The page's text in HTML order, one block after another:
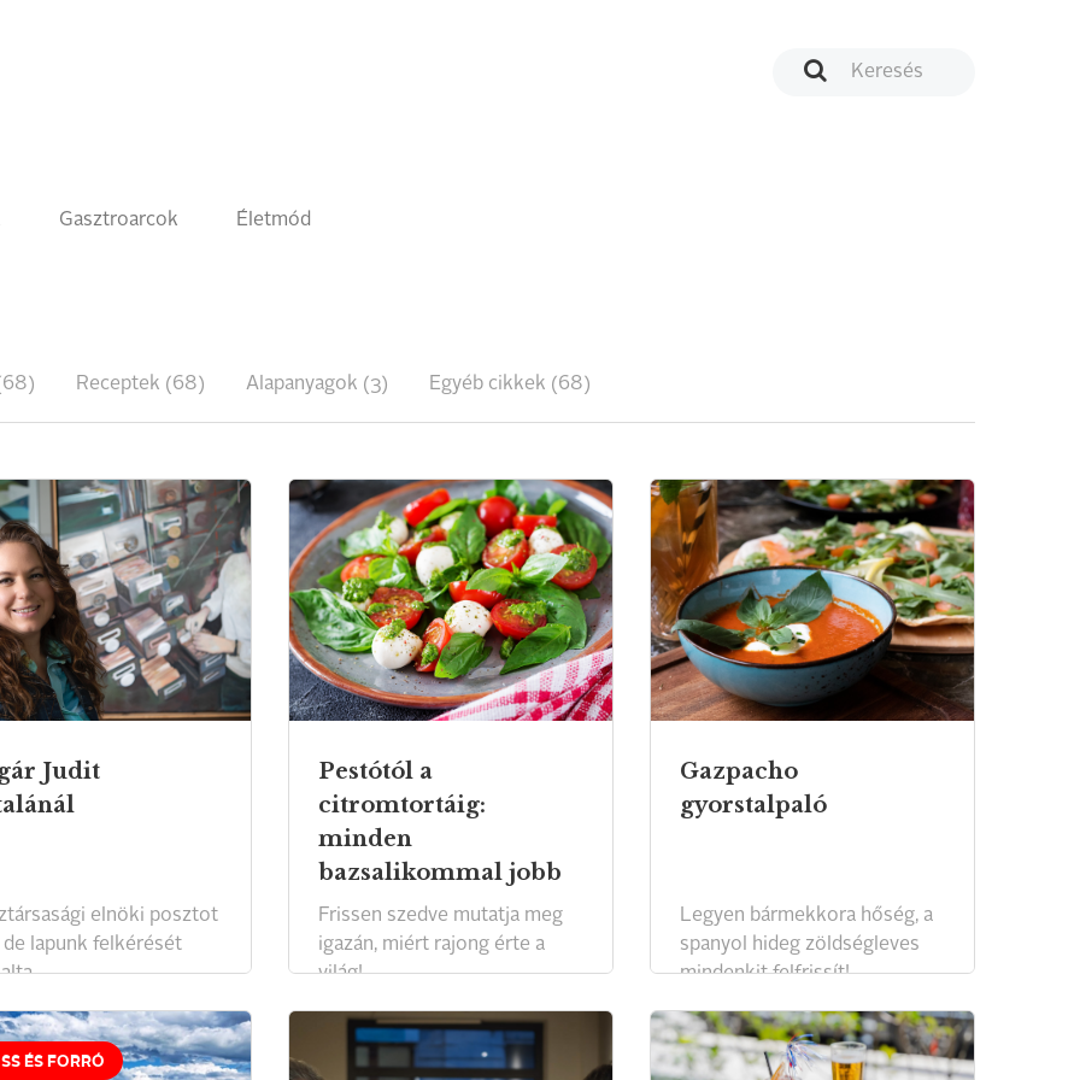
Gasztroarcok Életmód
Receptek (68) Alapanyagok (3) Egyéb cikkek (68)
Judit
elnöki posztot
de lapunk felkérését
Pestótól a
citromtortáig:
minden
bazsalikommal jobb
Frissen szedve mutatja meg
igazán, miért rajong érte a
világ!
Gazpacho
gyorstalpaló
Legyen bármekkora hőség, a
spanyol hideg zöldségleves
mindenkit felfrissít!
ÉS FORRÓ